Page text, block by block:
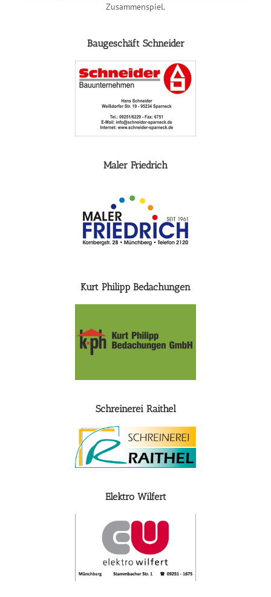
Zusammenspiel.
Baugeschäft Schneider
Maler Friedrich
Kurt Philipp Bedachungen
Schreinerei Raithel
Elektro Wilfert